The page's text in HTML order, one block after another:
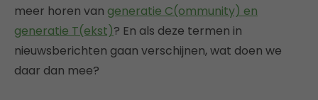
meer horen van generatie C(ommunity) en
generatie T(ekst)? En als deze termen in
nieuwsberichten gaan verschijnen, wat doen we
daar dan mee?